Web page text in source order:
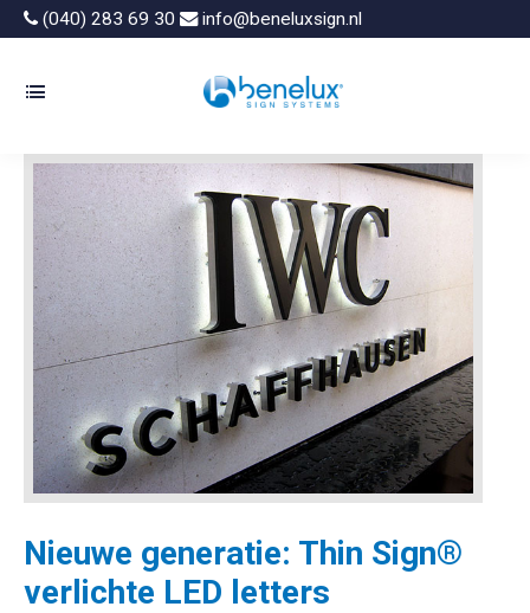
(040) 283 69 30 info@beneluxsign.nl
Nieuwe generatie: Thin Sign®
verlichte LED letters